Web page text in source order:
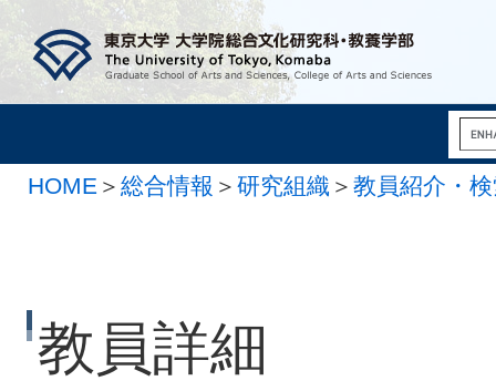
HOME ＞ 総合情報 ＞ 研究組織 ＞ 教員紹介・
教員詳細